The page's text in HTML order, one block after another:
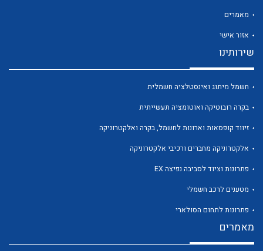
לכל מוצרי היצרן
מאמרים
אזור אישי
שירותינו
חשמל מיתוג ואינסטלציה חשמלית
בקרה רובוטיקה ואוטומציה תעשייתית
זיווד קופסאות וארונות לחשמל, בקרה ואלקטרוניקה
אלקטרוניקה מחברים ורכיבי אלקטרוניקה
פתרונות וציוד לסביבה נפיצה EX
מטענים לרכב חשמלי
פתרונות לתחום הסולארי
מאמרים